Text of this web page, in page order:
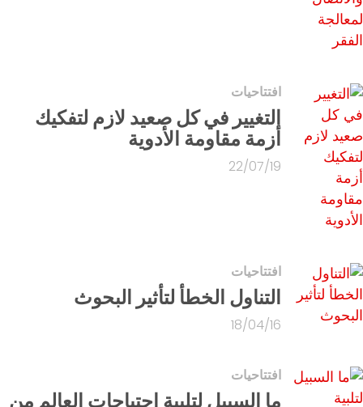
افتتاحيات
التغيير في كل صعيد لازم لتفكيك
أزمة مقاومة الأدوية
22/07/19
افتتاحيات
التناول الخطأ لتأثير البحوث
18/04/16
افتتاحيات
ما السبيل لتلبية احتياجات العالم من